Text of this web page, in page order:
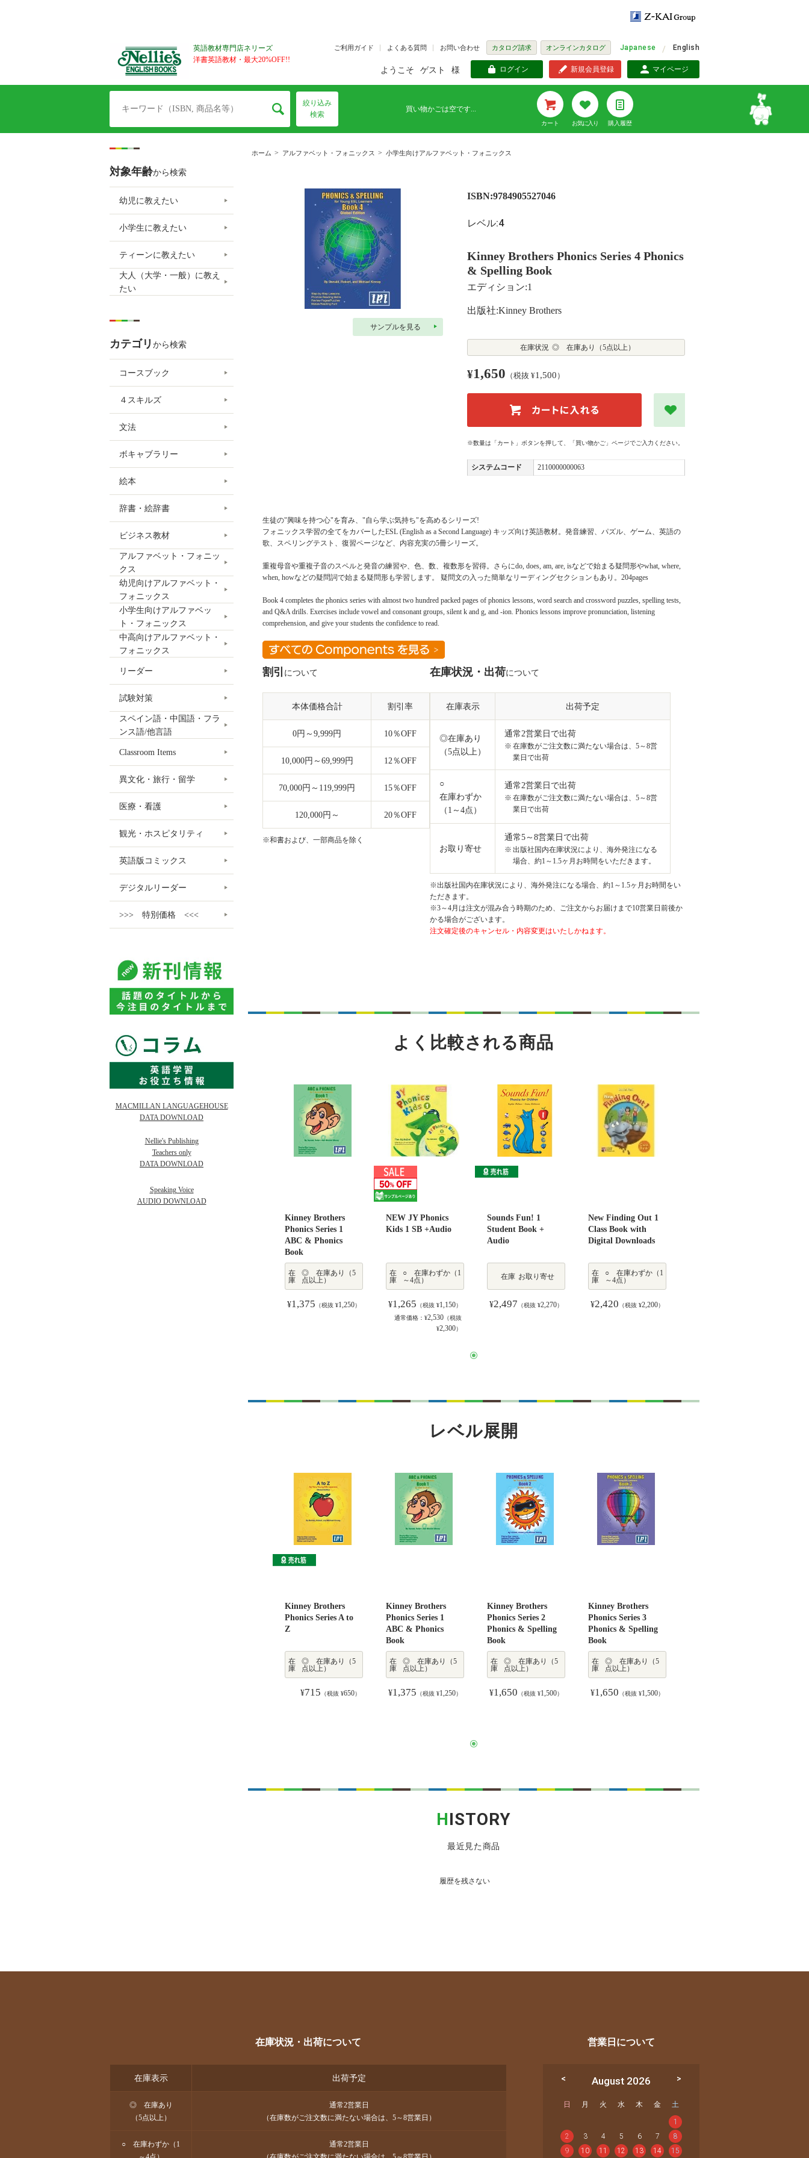
英語教材専門店ネリーズ
洋書英語教材・最大20%OFF!!
ご利用ガイド よくある質問 お問い合わせ カタログ請求 オンラインカタログ Japanese English
ようこそ ゲスト 様 ログイン 新規会員登録 マイページ
絞り込み
検索
買い物かごは空です...
カート お気に入り 購入履歴
ホーム > アルファベット・フォニックス > 小学生向けアルファベット・フォニックス
サンプルを見る
ISBN:9784905527046
レベル:4
Kinney Brothers Phonics Series 4 Phonics
& Spelling Book
エディション:1
出版社:Kinney Brothers
在庫状況 ◎ 在庫あり（5点以上）
¥1,650 （税抜 ¥1,500 ）
※数量は「カート」ボタンを押して、「買い物かご」ページでご入力ください。
システムコード 2110000000063
生徒の"興味を持つ心"を育み、"自ら学ぶ気持ち"を高めるシリーズ!
フォニックス学習の全てをカバーしたESL (English as a Second Language) キッズ向け英語教材。発音練習、パズル、ゲーム、英語の
歌、スペリングテスト、復習ページなど、内容充実の5冊シリーズ。
重複母音や重複子音のスペルと発音の練習や、色、数、複数形を習得。さらにdo, does, am, are, isなどで始まる疑問形やwhat, where,
when, howなどの疑問詞で始まる疑問形も学習します。 疑問文の入った簡単なリーディングセクションもあり。204pages
Book 4 completes the phonics series with almost two hundred packed pages of phonics lessons, word search and crossword puzzles, spelling tests,
and Q&A drills. Exercises include vowel and consonant groups, silent k and g, and -ion. Phonics lessons improve pronunciation, listening
comprehension, and give your students the confidence to read.
割引 について
本体価格合計 割引率
0円～9,999円 10％OFF
10,000円～69,999円 12％OFF
70,000円～119,999円 15％OFF
120,000円～ 20％OFF
※和書および、一部商品を除く
在庫状況・出荷について
在庫表示 出荷予定
◎在庫あり
（5点以上）
通常2営業日で出荷
在庫数がご注文数に満たない場合は、5～8営
業日で出荷
○
在庫わずか
（1～4点）
通常2営業日で出荷
在庫数がご注文数に満たない場合は、5～8営
業日で出荷
お取り寄せ
通常5～8営業日で出荷
出版社国内在庫状況により、海外発注になる
場合、約1～1.5ヶ月お時間をいただきます。
※出版社国内在庫状況により、海外発注になる場合、約1～1.5ヶ月お時間をい
ただきます。
※3～4月は注文が混み合う時期のため、ご注文からお届けまで10営業日前後か
かる場合がございます。
注文確定後のキャンセル・内容変更はいたしかねます。
よく比較される商品
Kinney Brothers
Phonics Series 1
ABC & Phonics
Book
在
庫
◎ 在庫あり（5
点以上）
¥1,375 （税抜 ¥1,250）
NEW JY Phonics
Kids 1 SB +Audio
在
庫
○ 在庫わずか（1
～4点）
¥1,265 （税抜 ¥1,150）
通常価格：¥2,530 （税抜
¥2,300）
Sounds Fun! 1
Student Book +
Audio
在庫 お取り寄せ
¥2,497 （税抜 ¥2,270）
New Finding Out 1
Class Book with
Digital Downloads
在
庫
○ 在庫わずか（1
～4点）
¥2,420 （税抜 ¥2,200）
レベル展開
Kinney Brothers
Phonics Series A to
Z
在
庫
◎ 在庫あり（5
点以上）
¥715 （税抜 ¥650）
Kinney Brothers
Phonics Series 1
ABC & Phonics
Book
在
庫
◎ 在庫あり（5
点以上）
¥1,375 （税抜 ¥1,250）
Kinney Brothers
Phonics Series 2
Phonics & Spelling
Book
在
庫
◎ 在庫あり（5
点以上）
¥1,650 （税抜 ¥1,500）
Kinney Brothers
Phonics Series 3
Phonics & Spelling
Book
在
庫
◎ 在庫あり（5
点以上）
¥1,650 （税抜 ¥1,500）
HISTORY
最近見た商品
履歴を残さない
対象年齢から検索
幼児に教えたい
小学生に教えたい
ティーンに教えたい
大人（大学・一般）に教え
たい
カテゴリ から検索
コースブック
４スキルズ
文法
ボキャブラリー
絵本
辞書・絵辞書
ビジネス教材
アルファベット・フォニッ
クス
幼児向けアルファベット・
フォニックス
小学生向けアルファベッ
ト・フォニックス
中高向けアルファベット・
フォニックス
リーダー
試験対策
スペイン語・中国語・フラ
ンス語/他言語
Classroom Items
異文化・旅行・留学
医療・看護
観光・ホスピタリティ
英語版コミックス
デジタルリーダー
>>> 特別価格 <<<
MACMILLAN LANGUAGEHOUSE
DATA DOWNLOAD
Nellie's Publishing
Teachers only
DATA DOWNLOAD
Speaking Voice
AUDIO DOWNLOAD
在庫状況・出荷について
在庫表示 出荷予定
◎ 在庫あり
（5点以上）
通常2営業日
（在庫数がご注文数に満たない場合は、5～8営業日）
○ 在庫わずか（1
通常2営業日
営業日について
August 2026
日 月 火 水 木 金 土
1
2
3 4 5 6 7
8
9
10 11 12 13 14 15